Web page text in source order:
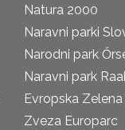
Natura 2000
Naravni parki
Narodni park
Naravni park
Evropska
Zveza Europarc